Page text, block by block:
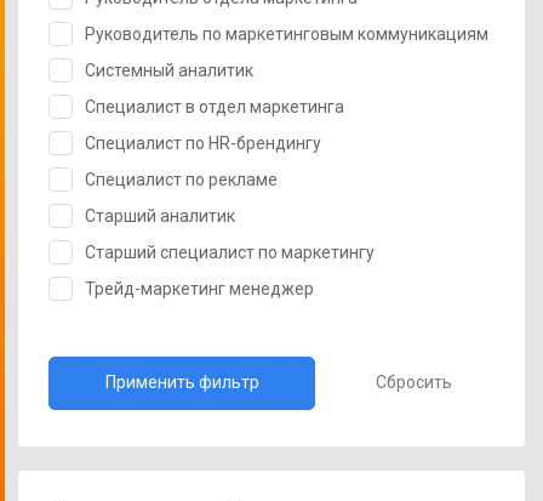
Руководитель по маркетинговым коммуникациям
Системный аналитик
Специалист в отдел маркетинга
Специалист по HR-брендингу
Специалист по рекламе
Старший аналитик
Старший специалист по маркетингу
Трейд-маркетинг менеджер
Сбросить